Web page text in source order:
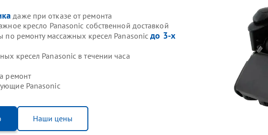
даже при отказе от ремонта
кресло Panasonic собственной доставкой
по ремонту массажных кресел Panasonicдо 3-х
кресел Panasonic в течении часа
ремонт
Panasonic
Наши цены